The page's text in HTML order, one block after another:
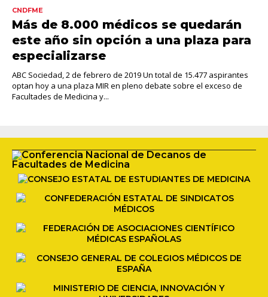
CNDFME
Más de 8.000 médicos se quedarán
este año sin opción a una plaza para
especializarse
ABC Sociedad, 2 de febrero de 2019 Un total de 15.477 aspirantes
optan hoy a una plaza MIR en pleno debate sobre el exceso de
Facultades de Medicina y...